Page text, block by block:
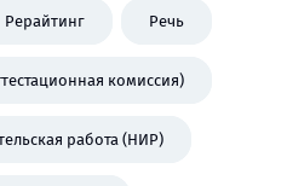
Рерайтинг Речь
комиссия)
работа (НИР)